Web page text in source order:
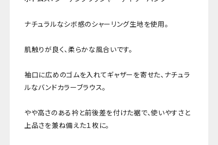
ナチュラルなシボ感のシャーリング生地を使用。
肌触りが良く、柔らかな風合いです。
袖口に広めのゴムを入れてギャザーを寄せた、ナチュラ
ルなバンドカラーブラウス。
やや高さのある衿と前後差を付けた裾で、使いやすさと
上品さを兼ね備えた１枚に。